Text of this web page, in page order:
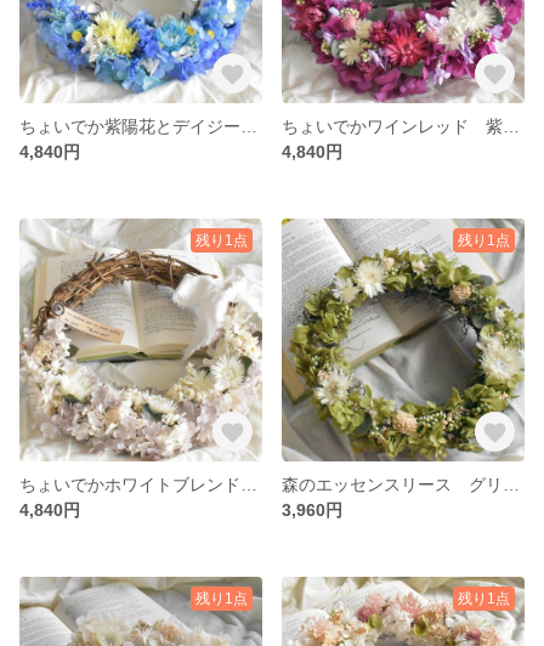
4,840円
4,840円
残り1点
4,840円
残り1点
3,960円
残り1点 残り1点